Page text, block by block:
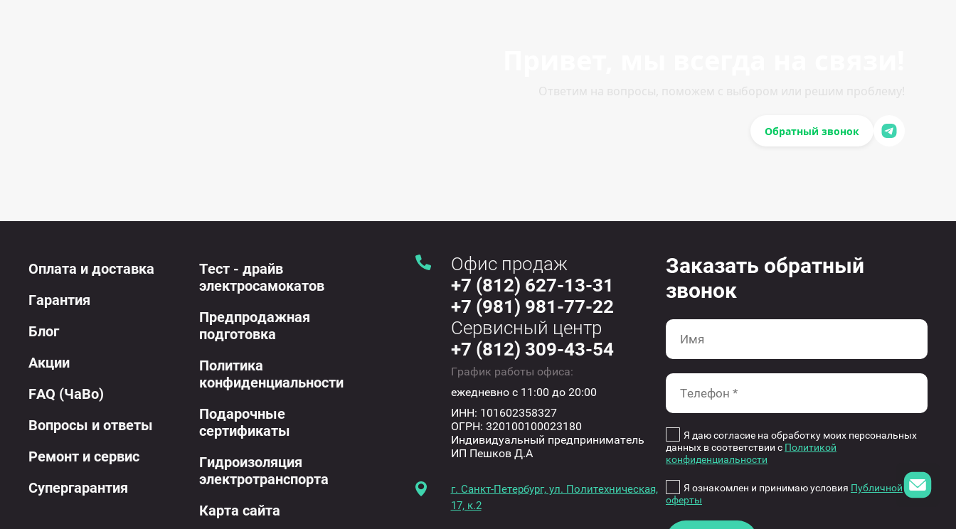
Обратный звонок
Оплата и доставка
Гарантия
Блог
Акции
FAQ (ЧаВо)
Вопросы и ответы
Ремонт и сервис
Супергарантия
Тест - драйв
электросамокатов
Предпродажная
подготовка
Политика
конфиденциальности
Подарочные
сертификаты
Гидроизоляция
электротранспорта
Карта сайта
Заказать обратный
звонок
Я даю согласие на обработку моих персональных
данных в соответствии с Политикой
конфиденциальности
Я ознакомлен и принимаю условия Публичной
оферты
Офис продаж
+7 (812) 627-13-31
+7 (981) 981-77-22
Сервисный центр
+7 (812) 309-43-54
График работы офиса:
ежедневно с 11:00 до 20:00
ИНН: 101602358327
ОГРН: 320100100023180
Индивидуальный предприниматель
ИП Пешков Д.А
г. Санкт-Петербург, ул. Политехническая,
17, к.2